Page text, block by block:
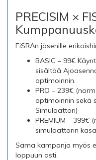
PRECISIM ×
FiSRAn jäsenille
BASIC – 99€
sisältää
optimoinnin.
PRO – 239€
optimoinnin sekä
Simulaattori)
PREMIUM – 399€
simulaattorin
Sama kampanja myös
loppuun asti.